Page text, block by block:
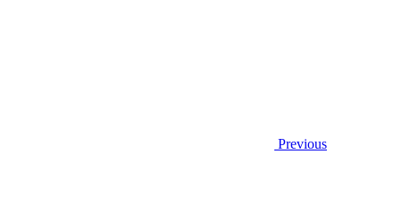
Previous